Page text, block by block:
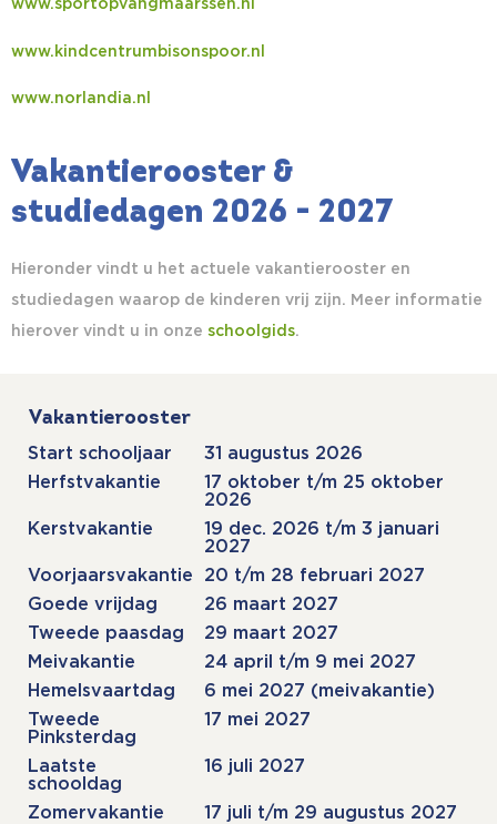
www.kindcentrumbisonspoor.nl
www.norlandia.nl
Vakantierooster &
studiedagen 2026 - 2027
Hieronder vindt u het actuele vakantierooster en
studiedagen waarop de kinderen vrij zijn. Meer informatie
hierover vindt u in onze schoolgids.
Vakantierooster
Start schooljaar
31 augustus 2026
Herfstvakantie
17 oktober t/m 25 oktober
2026
Kerstvakantie
19 dec. 2026 t/m 3 januari
2027
Voorjaarsvakantie 20 t/m 28 februari 2027
Goede vrijdag
26 maart 2027
Tweede paasdag
29 maart 2027
Meivakantie
24 april t/m 9 mei 2027
Hemelsvaartdag
6 mei 2027 (meivakantie)
Tweede
Pinksterdag
17 mei 2027
Laatste
schooldag
16 juli 2027
Zomervakantie 17 juli t/m 29 augustus 2027